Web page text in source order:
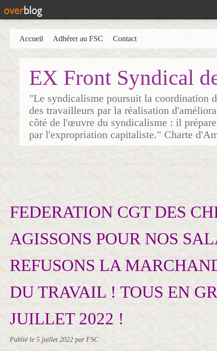
EX Front Syndical
"Le syndicalisme poursuit la coordination
des travailleurs par la réalisation
côté de l'œuvre du syndicalisme : il
par l'expropriation capitaliste." Charte
Accueil Adhérer au FSC Contact
FEDERATION CGT DES
AGISSONS POUR NOS
REFUSONS LA
DU TRAVAIL ! TOUS EN
JUILLET 2022 !
Publié le 5 juillet 2022 par FSC